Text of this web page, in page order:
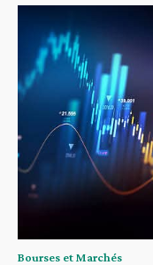
Bourses et Marchés